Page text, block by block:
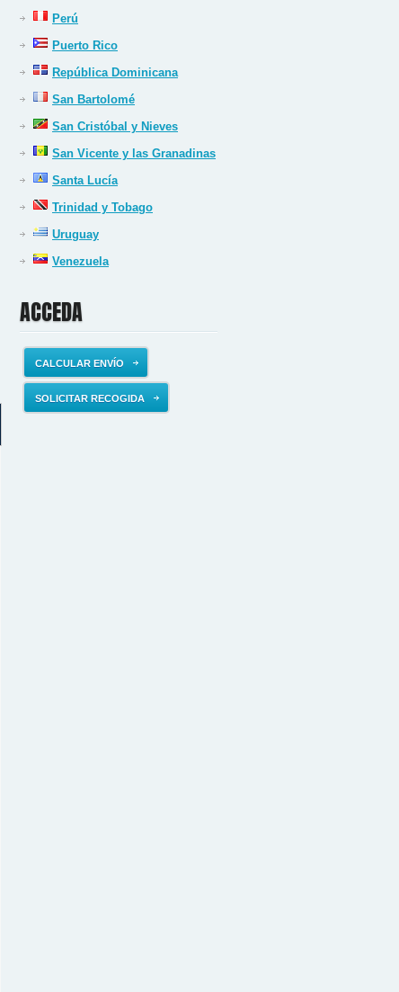
Perú
Puerto Rico
República Dominicana
San Bartolomé
San Cristóbal y Nieves
San Vicente y las Granadinas
Santa Lucía
Trinidad y Tobago
Uruguay
Venezuela
ACCEDA
CALCULAR ENVÍO
SOLICITAR RECOGIDA